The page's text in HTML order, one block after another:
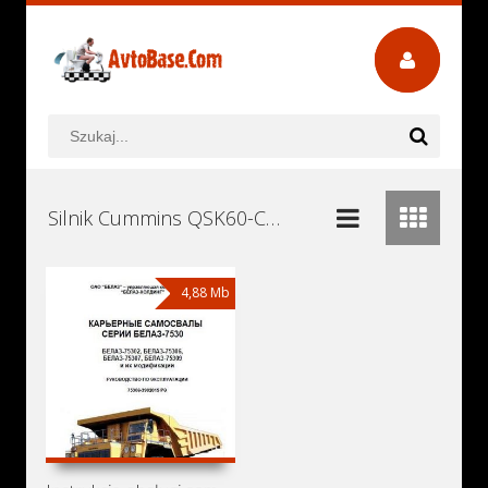
Silnik Cummins QSK60-C Instrukcje Obsługi, Książki Serwisowe i Naprawy Download - Pobierz za Darmo
4,88 Mb